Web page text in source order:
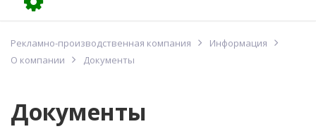
Рекламно-производственная компания
Информация
О компании
Документы
Документы